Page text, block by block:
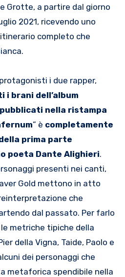
Grotte, a partire dal giorno
2021, ricevendo uno
completo che
i due rapper,
brani dell’album
nella ristampa
” è completamente
prima parte
poeta Dante Alighieri.
presenti nei canti,
Gold mettono in atto
che
dal passato. Per farlo
metriche tipiche della
della Vigna, Taide, Paolo e
dei personaggi che
metaforica spendibile nella